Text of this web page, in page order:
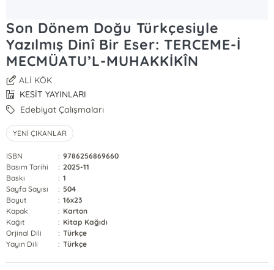
Son Dönem Doğu Türkçesiyle
Yazılmış Dinî Bir Eser: TERCEME-İ
MECMÜATU’L-MUHAKKİKÎN
ALİ KÖK
KESİT YAYINLARI
Edebiyat Çalışmaları
YENİ ÇIKANLAR
ISBN : 9786256869660
Basım Tarihi
: 2025-11
Baskı
: 1
Sayfa Sayısı
: 504
Boyut
: 16x23
Kapak
: Karton
Kağıt
: Kitap Kağıdı
Orjinal Dili
: Türkçe
Yayın Dili
: Türkçe